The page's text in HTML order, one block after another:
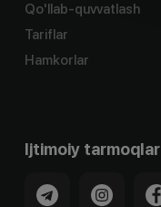
Qo'llab-quvvatlash
Tariflar
Hamkorlar
Ijtimoiy tarmoqlar